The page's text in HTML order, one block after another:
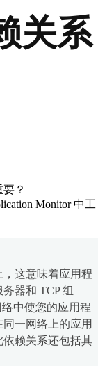
关系
？
Monitor 中工
这意味着应用程
器和 TCP 组
中使您的应用程
一网络上的应用
赖关系还包括其